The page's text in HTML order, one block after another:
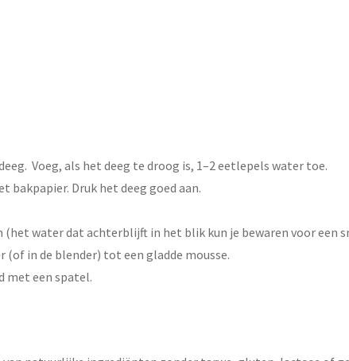
Voeg, als het deeg te droog is, 1–2 eetlepels water toe.
bakpapier. Druk het deeg goed aan.
water dat achterblijft in het blik kun je bewaren voor een
(of in de blender) tot een gladde mousse.
met een spatel.